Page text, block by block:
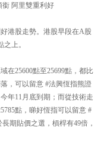
銜 阿里雙重利好
港股走勢。港股早段在A股
上。
在25600點至25699點，都比
，可以留意 #法興恆指熊證
年11月底到期；而從技術走
點，睇好恆指可以留意 #
期貼價之選，槓桿有49倍，